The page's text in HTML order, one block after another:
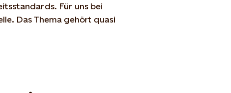
Für uns bei
Das Thema gehört quasi